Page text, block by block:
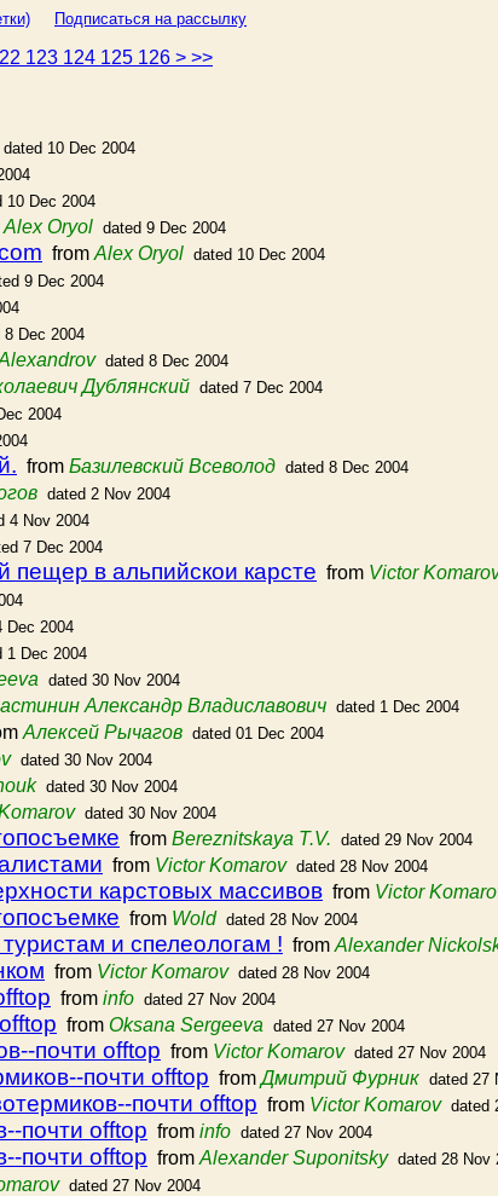
Подписаться на рассылку
123 124 125 126 > >>
dated 10 Dec 2004
10 Dec 2004
Alex Oryol dated 9 Dec 2004
from Alex Oryol dated 10 Dec 2004
9 Dec 2004
8 Dec 2004
dated 8 Dec 2004
Дублянский dated 7 Dec 2004
2004
from Базилевский Всеволод dated 8 Dec 2004
dated 2 Nov 2004
4 Nov 2004
7 Dec 2004
пещер в альпийскои карсте from Victor
Dec 2004
1 Dec 2004
dated 30 Nov 2004
Александр Владиславович dated 1 Dec 2004
Алексей Рычагов dated 01 Dec 2004
dated 30 Nov 2004
dated 30 Nov 2004
dated 30 Nov 2004
from Bereznitskaya T.V. dated 29 Nov 2004
from Victor Komarov dated 28 Nov 2004
карстовых массивов from Victor
from Wold dated 28 Nov 2004
и спелеологам ! from Alexander
from Victor Komarov dated 28 Nov 2004
from info dated 27 Nov 2004
from Oksana Sergeeva dated 27 Nov 2004
почти offtop from Victor Komarov dated 27 Nov 2004
почти offtop fromДмитрий Фурник dated 27
почти offtop from Victor Komarov dated
почти offtop from info dated 27 Nov 2004
почти offtop from Alexander Suponitsky dated 28 Nov
dated 27 Nov 2004